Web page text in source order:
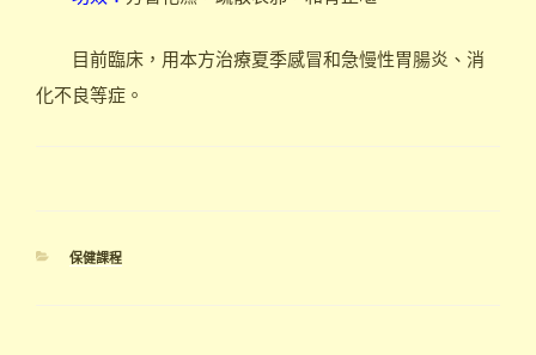
目前臨床，用本方治療夏季感冒和急慢性胃腸炎、消
化不良等症。
分
保健課程